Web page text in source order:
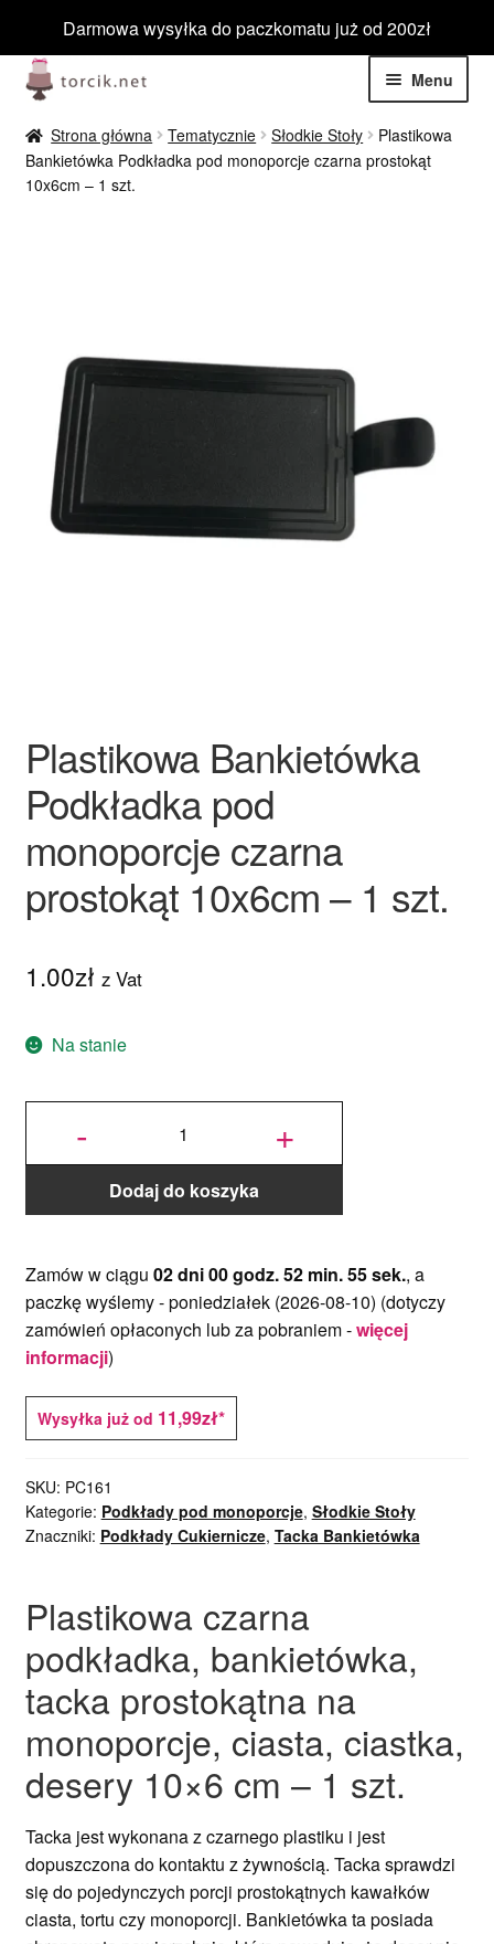
Darmowa wysyłka do paczkomatu już od 200zł
Przejdź
do
nawigacji
Przejdź
do
treści
Menu
Jadalne
Rozwiń
Niejadalne
Wyprzedaż
Nowości
Ozdoby na tort weselny
Strona główna Tematycznie Słodkie Stoły
Plastikowa
Bankietówka Podkładka pod monoporcje czarna prostokąt
10x6cm – 1 szt.
Plastikowa Bankietówka
Podkładka pod
monoporcje czarna
prostokąt 10x6cm – 1 szt.
1.00zł z Vat
Na stanie
-
ilość
Podkładka
monoporcje
czarna
prostokąt
+
Dodaj do koszyka
Zamów w ciągu 02 dni 00 godz. 52 min. 55 sek., a
paczkę wyślemy -poniedziałek (2026-08-10) (dotyczy
zamówień opłaconych lub za pobraniem -więcej
informacji)
Wysyłka już od 11,99zł*
SKU: PC161
Kategorie: Podkłady pod monoporcje, Słodkie Stoły
Znaczniki: Podkłady Cukiernicze, Tacka Bankietówka
Plastikowa czarna
podkładka, bankietówka,
tacka prostokątna na
monoporcje, ciasta, ciastka,
desery 10×6 cm – 1 szt.
Tacka jest wykonana z czarnego plastiku i jest
dopuszczona do kontaktu z żywnością. Tacka sprawdzi
się do pojedynczych porcji prostokątnych kawałków
ciasta, tortu czy monoporcji. Bankietówka ta posiada